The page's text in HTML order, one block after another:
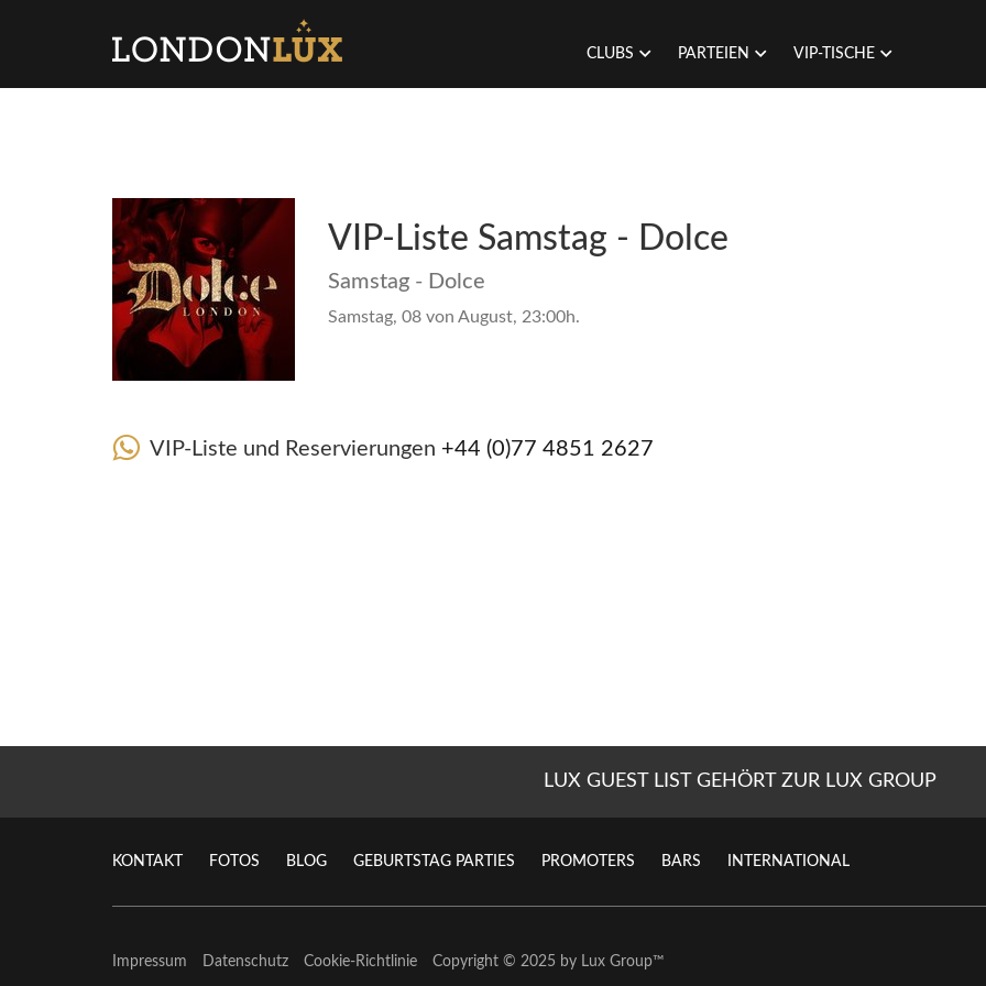
CLUBS PARTEIEN VIP-TISCHE
VIP-Liste Samstag - Dolce
Samstag - Dolce
Samstag, 08 von August, 23:00h.
VIP-Liste und Reservierungen +44 (0)77 4851 2627
LUX GUEST LIST GEHÖRT ZUR LUX GROUP
KONTAKT FOTOS BLOG GEBURTSTAG PARTIES PROMOTERS BARS INTERNATIONAL
Impressum Datenschutz Cookie-Richtlinie Copyright © 2025 by Lux Group™